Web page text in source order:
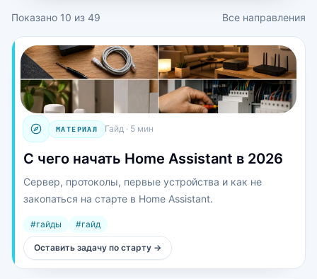
Показано 10 из 49 Все направления
МАТЕРИАЛ Гайд · 5 мин
С чего начать Home Assistant в 2026
Сервер, протоколы, первые устройства и как не
закопаться на старте в Home Assistant.
#гайды #гайд
Оставить задачу по старту →